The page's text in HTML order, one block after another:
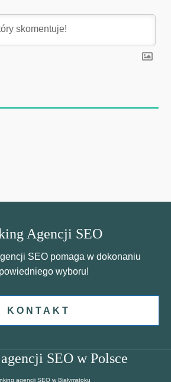
Agencji SEO
SEO pomaga w dokonaniu
wyboru!
KONTAKT
SEO w Polsce
agencji SEO w Białymstoku